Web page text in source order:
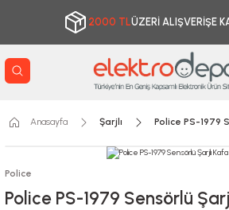
2000 TLÜZERİ ALIŞVERİŞE
Anasayfa Şarjlı Police PS-1979
Police
Police PS-1979 Sensörlü